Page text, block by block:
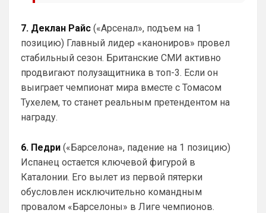
2026/27.
7. Деклан Райс («Арсенал», подъем на 1
позицию) Главный лидер «канониров» провел
стабильный сезон. Британские СМИ активно
продвигают полузащитника в топ-3. Если он
выиграет чемпионат мира вместе с Томасом
Тухелем, то станет реальным претендентом на
награду.
6. Педри («Барселона», падение на 1 позицию)
Испанец остается ключевой фигурой в
Каталонии. Его вылет из первой пятерки
обусловлен исключительно командным
провалом «Барселоны» в Лиге чемпионов.
такой бредовой идеей не страдают. Что
касается Роджерса, то сумма трансфера
и сам футболист, явно переоценен,
поэтому не потеря. Поверь, товарищ, все
Аристократ • 20:28
Ответ для Канонир
после Венгера, но и сейчас нет надежды,
что в
Мы что и умели всегда так это покупать
и продавать …не всегда это было к месту
и нужно, но мы это умеем. И систему
нагибать тоже )